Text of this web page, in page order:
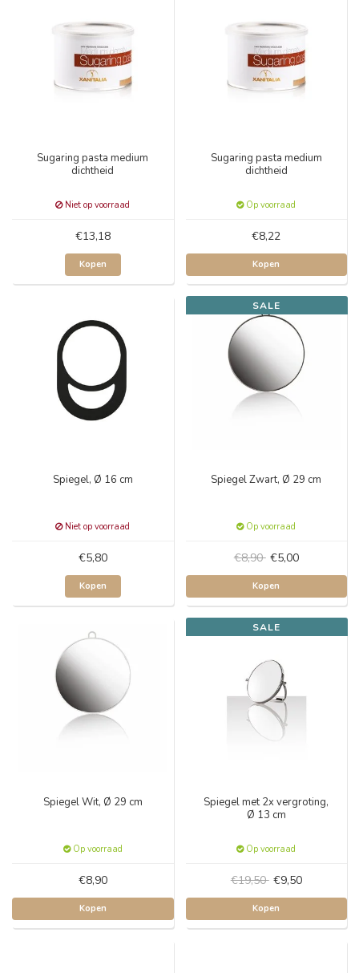
Sugaring pasta medium
dichtheid
Niet op voorraad
€13,18
Kopen
Sugaring pasta medium
dichtheid
Op voorraad
€8,22
Kopen
Spiegel, Ø 16 cm
Niet op voorraad
€5,80
Kopen
SALE
Spiegel Zwart, Ø 29 cm
Op voorraad
€8,90 €5,00
Kopen
Spiegel Wit, Ø 29 cm
Op voorraad
€8,90
Kopen
SALE
Spiegel met 2x vergroting,
Ø 13 cm
Op voorraad
€19,50 €9,50
Kopen